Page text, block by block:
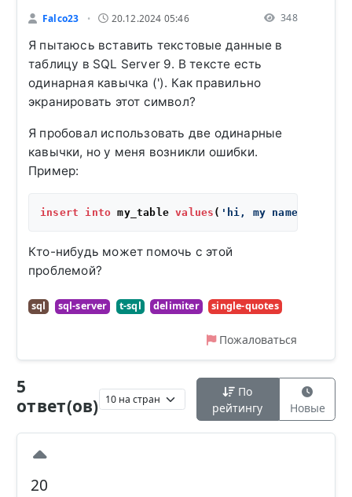
Falco23 • 20.12.2024 05:46 348
Я пытаюсь вставить текстовые данные в
таблицу в SQL Server 9. В тексте есть
одинарная кавычка ('). Как правильно
экранировать этот символ?
Я пробовал использовать две одинарные
кавычки, но у меня возникли ошибки.
Пример:
insert into my_table values ( 'hi, my name''s
Кто-нибудь может помочь с этой
проблемой?
sql sql-server t-sql delimiter single-quotes
Пожаловаться
5
ответ(ов)
По
рейтингу
Новые
20